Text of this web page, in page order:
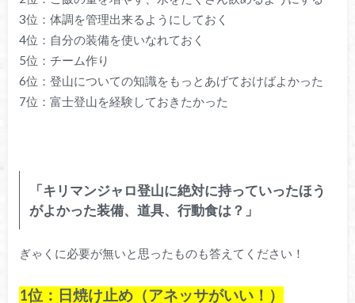
3位：体調を管理出来るようにしておく
4位：自分の装備を使いなれておく
5位：チーム作り
6位：登山についての知識をもっとあげておけばよかった
7位：富士登山を経験しておきたかった
「キリマンジャロ登山に絶対に持っていったほう
がよかった装備、道具、行動食は？」
ぎゃくに必要が無いと思ったものも答えてください！
1位：日焼け止め（アネッサがいい！）